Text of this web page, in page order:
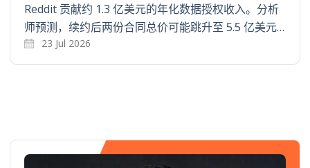
Reddit 贡献约 1.3 亿美元的年化数据授权收入。分析
师预测，续约后两份合同总价可能跳升至 5.5 亿美元…
23 Jul 2026